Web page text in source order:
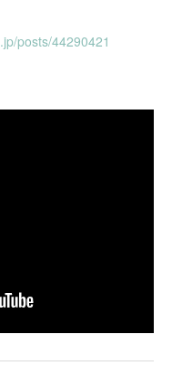
posts/44290421